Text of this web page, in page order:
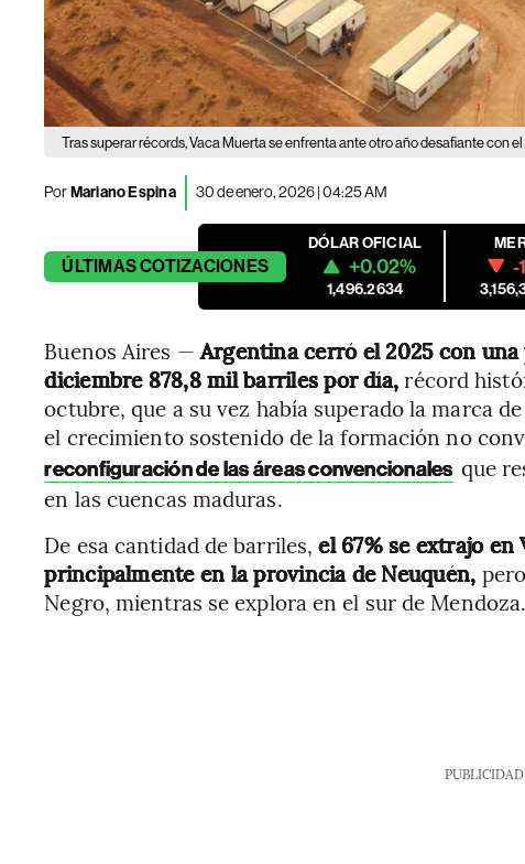
Tras superar récords, Vaca Muerta se enfrenta ante otro año desafiante con
PorMariano Espina 30 de enero, 2026 | 04:25 AM
ÚLTIMASCOTIZACIONES
DÓLAR OFICIAL
+0.02%
1,496.2634
-
Buenos Aires —Argentina cerró el 2025 con
diciembre 878,8 mil barriles por día,récord
octubre, que a su vez había superado la marca
el crecimiento sostenido de la formación no
reconfiguración de las áreas convencionales que
en las cuencas maduras.
De esa cantidad de barriles, el 67% se extrajo
principalmente en la provincia de Neuquén,
Negro, mientras se explora en el sur de Mendoza.
PUBLICIDAD